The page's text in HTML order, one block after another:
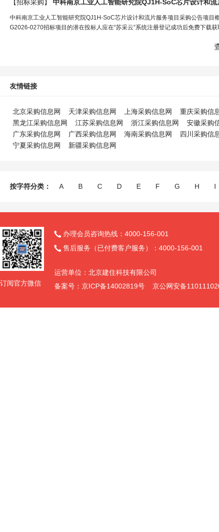
【招标采购】 中科南京工业人工智能研究院QJ1H-SoC芯片设计和流
中科南京工业人工智能研究院QJ1H-SoC芯片设计和流片服务项目采购公告项
G2026-0270招标项目的潜在投标人应在“苏采云”系统注册登记成功后免费下载
友情链接
北京采购信息网 天津采购信息网 上海采购信息网
重庆采购信
黑龙江采购信息网
江苏采购信息网 浙江采购信息网
安徽采购
广东采购信息网
广西采购信息网 海南采购信息网
四川采购信
宁夏采购信息网
新疆采购信息网
按字符分类： A B C D E F G H I
订阅官方微信
 办理会员咨询热线：4000-156-001
 售后服务（已付费客户服务）：4000-156-001
运营单位：北京建住科技有限公司
备案号：京ICP备14002819号 京公网安备